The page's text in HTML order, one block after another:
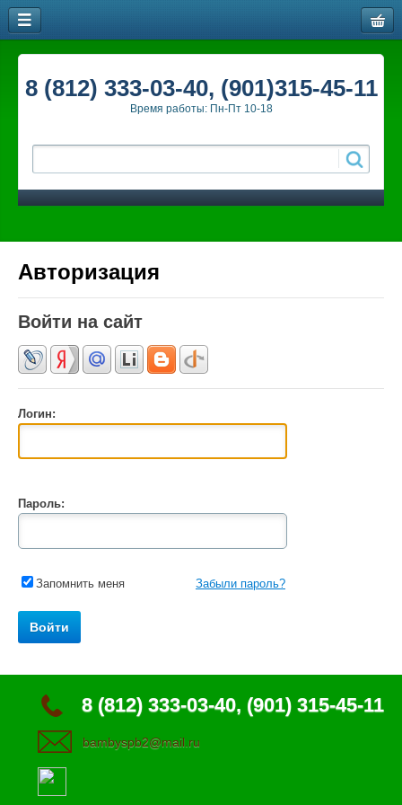
8 (812) 333-03-40, (901)315-45-11
Время работы: Пн-Пт 10-18
Авторизация
Войти на сайт
Логин:
Пароль:
Запомнить меня Забыли пароль?
8 (812) 333-03-40, (901) 315-45-11
bambyspb2@mail.ru